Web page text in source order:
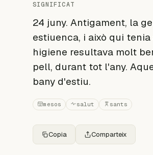
SIGNIFICAT
24 juny. Antigament, la
estiuenca, i això qui
higiene resultava molt
pell, durant tot l'any.
bany d'estiu.
mesos salut sants
Copia Comparteix